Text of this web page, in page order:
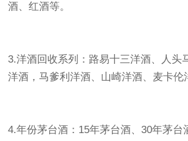
酒、红酒等。
3.洋酒回收系列：路易十三洋酒、人头
洋酒，马爹利洋酒、山崎洋酒、麦卡伦
4.年份茅台酒：15年茅台酒、30年茅台